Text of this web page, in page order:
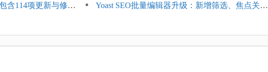
Connect：WordPress商店可保留前台体验并扩展电
含114项更新与修
Yoast SEO批量编辑器升级：新增筛选、焦点关键